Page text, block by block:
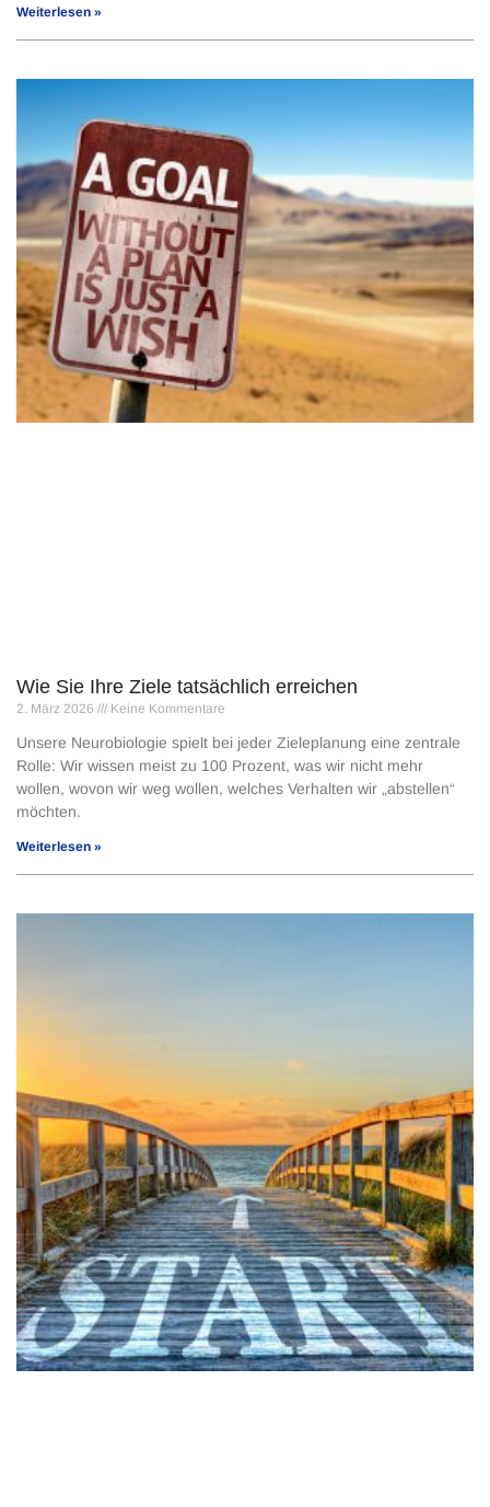
Weiterlesen »
Wie Sie Ihre Ziele tatsächlich erreichen
2. März 2026 Keine Kommentare
Unsere Neurobiologie spielt bei jeder Zieleplanung eine zentrale
Rolle: Wir wissen meist zu 100 Prozent, was wir nicht mehr
wollen, wovon wir weg wollen, welches Verhalten wir „abstellen“
möchten.
Weiterlesen »